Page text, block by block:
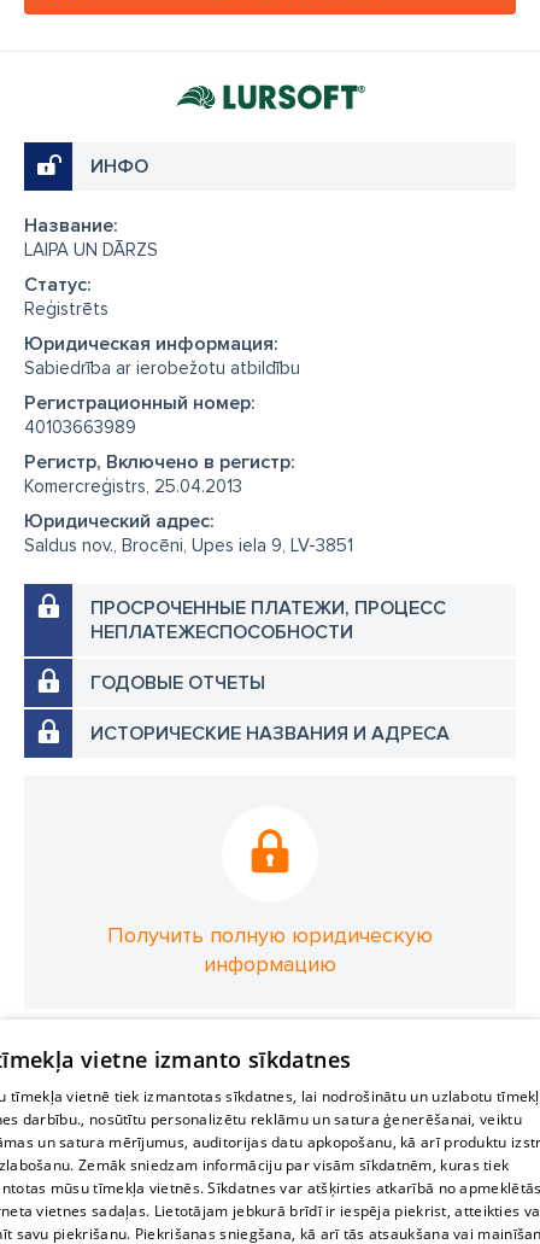
ИНФО
Название:
LAIPA UN DĀRZS
Cтатус:
Reģistrēts
Юридическая информация:
Sabiedrība ar ierobežotu atbildību
Регистрационный номер:
40103663989
Регистр, Включено в регистр:
Komercreģistrs, 25.04.2013
Юридический адрес:
Saldus nov., Brocēni, Upes iela 9, LV-3851
ПРОСРОЧЕННЫЕ ПЛАТЕЖИ, ПРОЦЕСС
НЕПЛАТЕЖЕСПОСОБНОСТИ
ГОДОВЫЕ ОТЧЕТЫ
ИСТОРИЧЕСКИЕ НАЗВАНИЯ И АДРЕСА
Получить полную юридическую
информацию
vietne izmanto sīkdatnes
tīmekļa vietnē tiek izmantotas sīkdatnes, lai nodrošinātu un uzlabotu
darbību., nosūtītu personalizētu reklāmu un satura ģenerēšanai, veiktu
un satura mērījumus, auditorijas datu apkopošanu, kā arī produktu
Zemāk sniedzam informāciju par visām sīkdatnēm, kuras tiek
mūsu tīmekļa vietnēs. Sīkdatnes var atšķirties atkarībā no
vietnes sadaļas. Lietotājam jebkurā brīdī ir iespēja piekrist, atteikties
savu piekrišanu. Piekrišanas sniegšana, kā arī tās atsaukšana vai